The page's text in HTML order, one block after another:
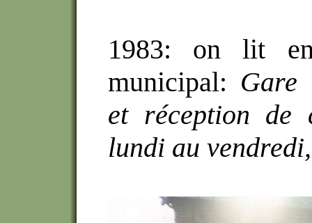
1983: on lit
municipal: Gare
et réception de
lundi au